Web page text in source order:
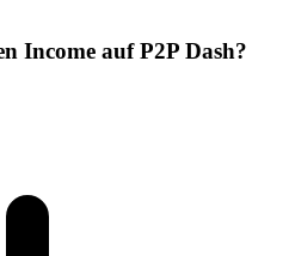
Income auf P2P Dash?